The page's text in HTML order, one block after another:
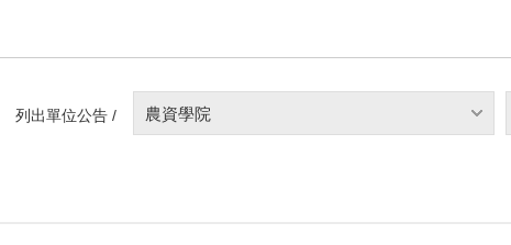
列出單位公告 / 農資學院